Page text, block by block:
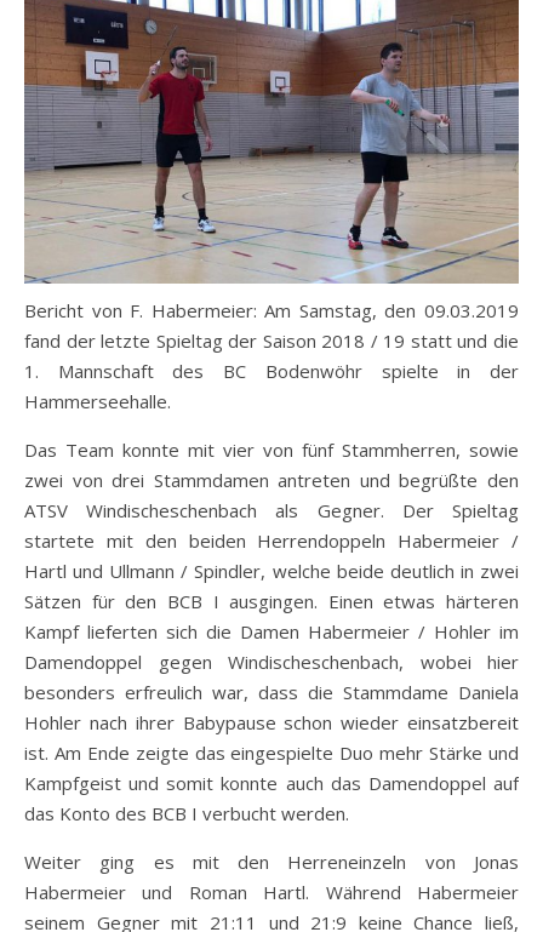
Bericht von F. Habermeier: Am Samstag, den 09.03.2019
fand der letzte Spieltag der Saison 2018 / 19 statt und die
1. Mannschaft des BC Bodenwöhr spielte in der
Hammerseehalle.
Das Team konnte mit vier von fünf Stammherren, sowie
zwei von drei Stammdamen antreten und begrüßte den
ATSV Windischeschenbach als Gegner. Der Spieltag
startete mit den beiden Herrendoppeln Habermeier /
Hartl und Ullmann / Spindler, welche beide deutlich in zwei
Sätzen für den BCB I ausgingen. Einen etwas härteren
Kampf lieferten sich die Damen Habermeier / Hohler im
Damendoppel gegen Windischeschenbach, wobei hier
besonders erfreulich war, dass die Stammdame Daniela
Hohler nach ihrer Babypause schon wieder einsatzbereit
ist. Am Ende zeigte das eingespielte Duo mehr Stärke und
Kampfgeist und somit konnte auch das Damendoppel auf
das Konto des BCB I verbucht werden.
Weiter ging es mit den Herreneinzeln von Jonas
Habermeier und Roman Hartl. Während Habermeier
seinem Gegner mit 21:11 und 21:9 keine Chance ließ,